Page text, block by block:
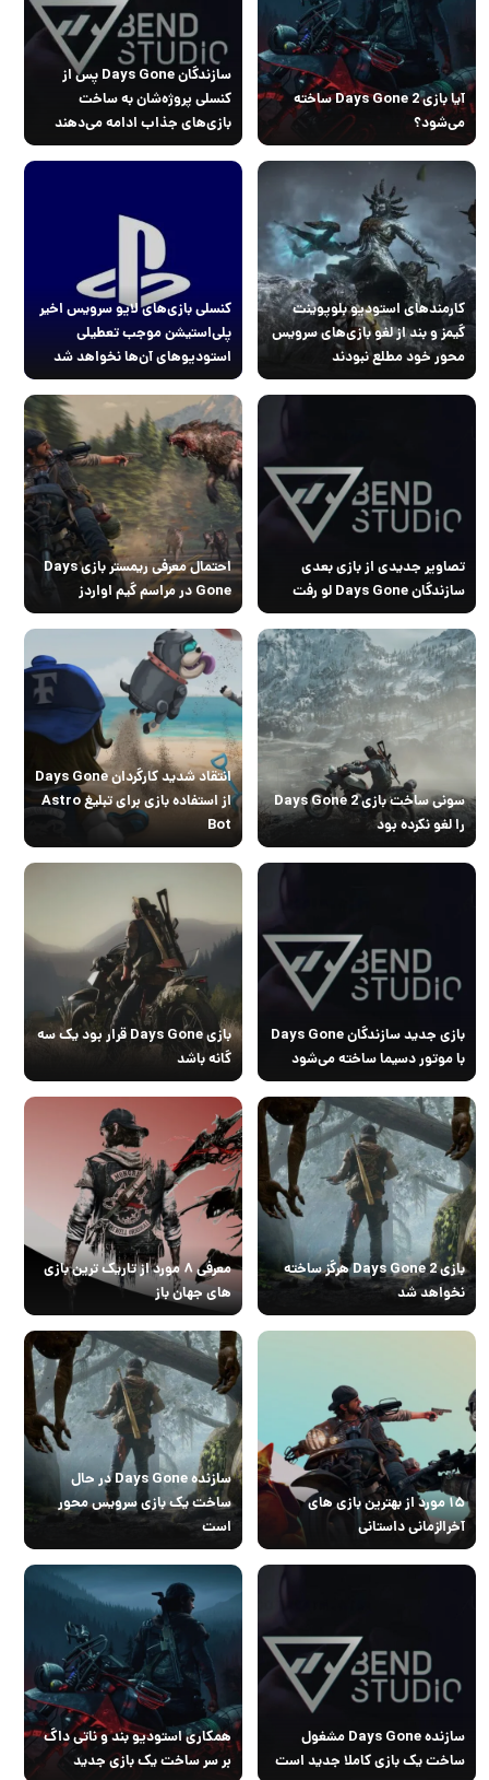
آیا بازی Days Gone 2 ساخته
می‌شود؟
سازندگان Days Gone پس از
کنسلی پروژه‌شان به ساخت
بازی‌های جذاب ادامه می‌دهند
کارمندهای استودیو بلوپوینت
گیمز و بند از لغو بازی‌های سرویس
محور خود مطلع نبودند
کنسلی بازی‌های لایو سرویس اخیر
پلی‌استیشن موجب تعطیلی
استودیوهای آن‌ها نخواهد شد
تصاویر جدیدی از بازی بعدی
سازندگان Days Gone لو رفت
احتمال معرفی ریمستر بازی Days
Gone در مراسم گیم اواردز
سونی ساخت بازی Days Gone 2
را لغو نکرده بود
انتقاد شدید کارگردان Days Gone
از استفاده بازی برای تبلیغ Astro
Bot
بازی جدید سازندگان Days Gone
با موتور دسیما ساخته می‌شود
بازی Days Gone قرار بود یک سه
گانه باشد
بازی Days Gone 2 هرگز ساخته
نخواهد شد
معرفی ۸ مورد از تاریک ترین بازی
های جهان باز
۱۵ مورد از بهترین بازی های
آخرالزمانی داستانی
سازنده Days Gone در حال
ساخت یک بازی سرویس محور
است
سازنده Days Gone مشغول
ساخت یک بازی کاملا جدید است
همکاری استودیو بند و ناتی داگ
بر سر ساخت یک بازی جدید